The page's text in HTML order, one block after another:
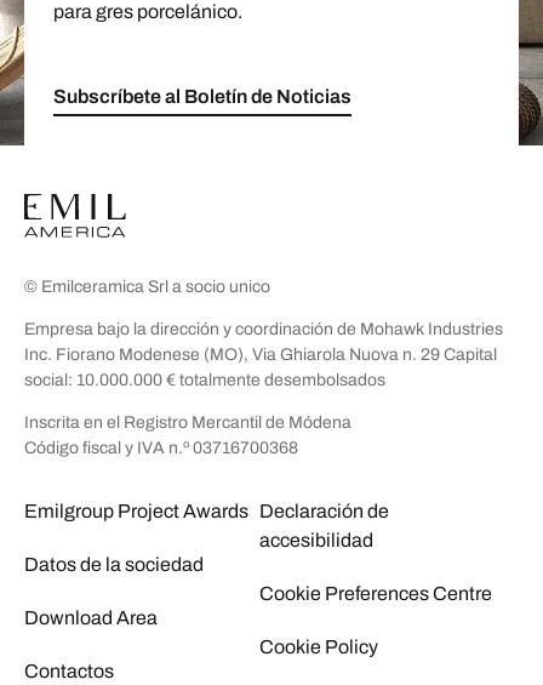
para gres porcelánico.
Subscríbete al Boletín de Noticias
© Emilceramica Srl a socio unico
Empresa bajo la dirección y coordinación de Mohawk Industries
Inc. Fiorano Modenese (MO), Via Ghiarola Nuova n. 29 Capital
social: 10.000.000 € totalmente desembolsados
Inscrita en el Registro Mercantil de Módena
Código fiscal y IVA n.º 03716700368
Emilgroup Project Awards
Datos de la sociedad
Download Area
Contactos
Declaración de
accesibilidad
Cookie Preferences Centre
Cookie Policy